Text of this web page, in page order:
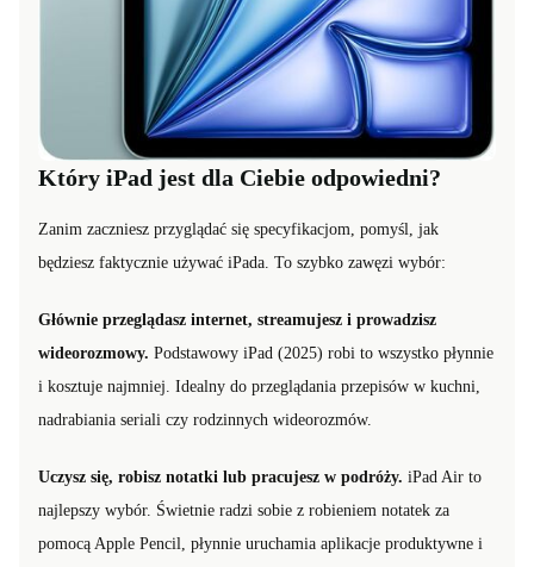
Który iPad jest dla Ciebie odpowiedni?
Zanim zaczniesz przyglądać się specyfikacjom, pomyśl, jak
będziesz faktycznie używać iPada. To szybko zawęzi wybór:
Głównie przeglądasz internet, streamujesz i prowadzisz
wideorozmowy. Podstawowy iPad (2025) robi to wszystko płynnie
i kosztuje najmniej. Idealny do przeglądania przepisów w kuchni,
nadrabiania seriali czy rodzinnych wideorozmów.
Uczysz się, robisz notatki lub pracujesz w podróży. iPad Air to
najlepszy wybór. Świetnie radzi sobie z robieniem notatek za
pomocą Apple Pencil, płynnie uruchamia aplikacje produktywne i